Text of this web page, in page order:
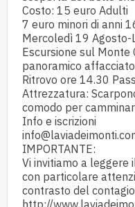
Costo: 15 euro Adulti
7 euro minori di anni
Mercoledì 19 Agosto-
Escursione sul Monte
panoramico
Ritrovo ore 14.30
Attrezzatura:
comodo per
Info e iscrizioni
IMPORTANTE:
Vi invitiamo a leggere
con particolare
contrasto del
http://